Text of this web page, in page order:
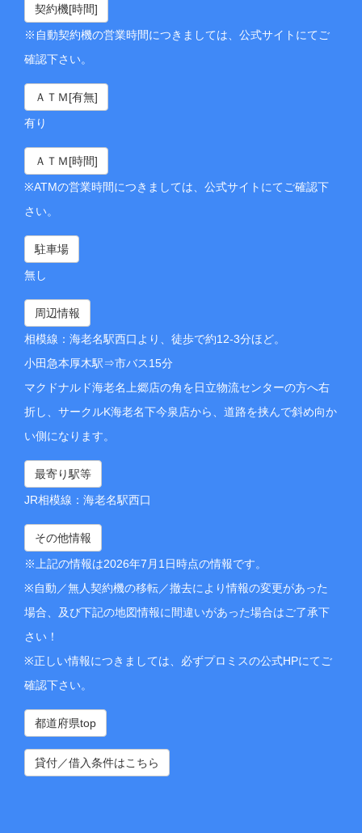
契約機[時間]
※自動契約機の営業時間につきましては、公式サイトにてご
確認下さい。
ＡＴＭ[有無]
有り
ＡＴＭ[時間]
※ATMの営業時間につきましては、公式サイトにてご確認下
さい。
駐車場
無し
周辺情報
相模線：海老名駅西口より、徒歩で約12-3分ほど。
小田急本厚木駅⇒市バス15分
マクドナルド海老名上郷店の角を日立物流センターの方へ右
折し、サークルK海老名下今泉店から、道路を挟んで斜め向か
い側になります。
最寄り駅等
JR相模線：海老名駅西口
その他情報
※上記の情報は2026年7月1日時点の情報です。
※自動／無人契約機の移転／撤去により情報の変更があった
場合、及び下記の地図情報に間違いがあった場合はご了承下
さい！
※正しい情報につきましては、必ずプロミスの公式HPにてご
確認下さい。
都道府県top
貸付／借入条件はこちら